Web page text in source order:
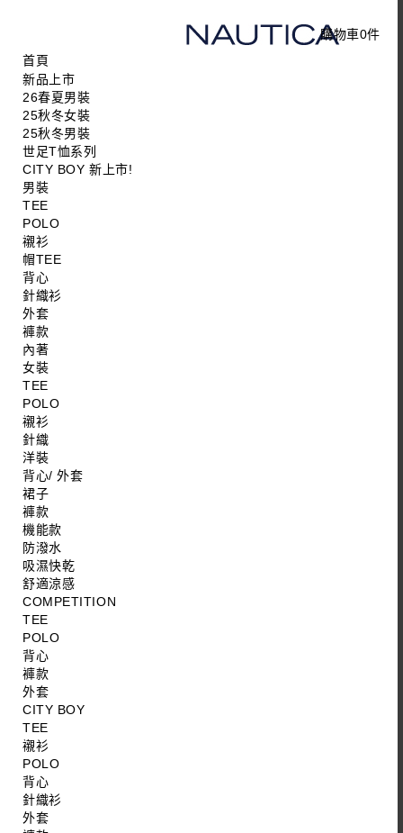
購物車0件
首頁
新品上市
26春夏男裝
25秋冬女裝
25秋冬男裝
世足T恤系列
CITY BOY 新上市!
男裝
TEE
POLO
襯衫
帽TEE
背心
針織衫
外套
褲款
內著
女裝
TEE
POLO
襯衫
針織
洋裝
背心/ 外套
裙子
褲款
機能款
防潑水
吸濕快乾
舒適涼感
COMPETITION
TEE
POLO
背心
褲款
外套
CITY BOY
TEE
襯衫
POLO
背心
針織衫
外套